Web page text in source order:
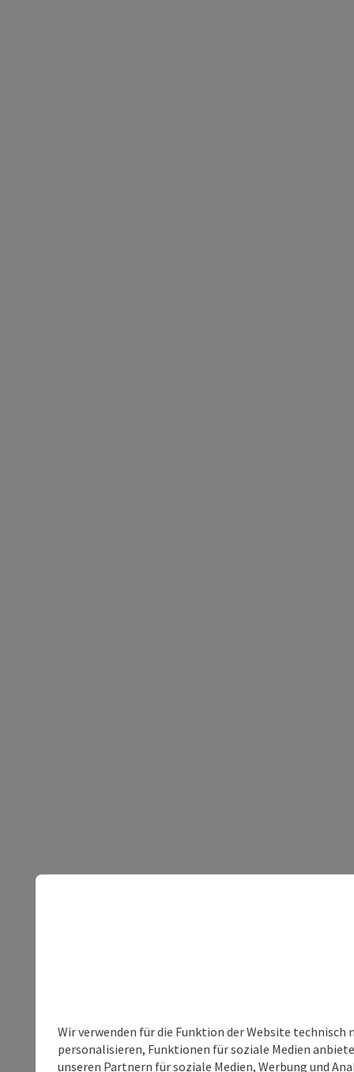
Wir verwenden für die Funktion der Website
personalisieren, Funktionen für soziale Medien
unseren Partnern für soziale Medien, Werbung und